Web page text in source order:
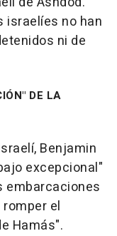
israelíes no han
ni de
DE LA
Benjamin
excepcional"
embarcaciones
el
Hamás".